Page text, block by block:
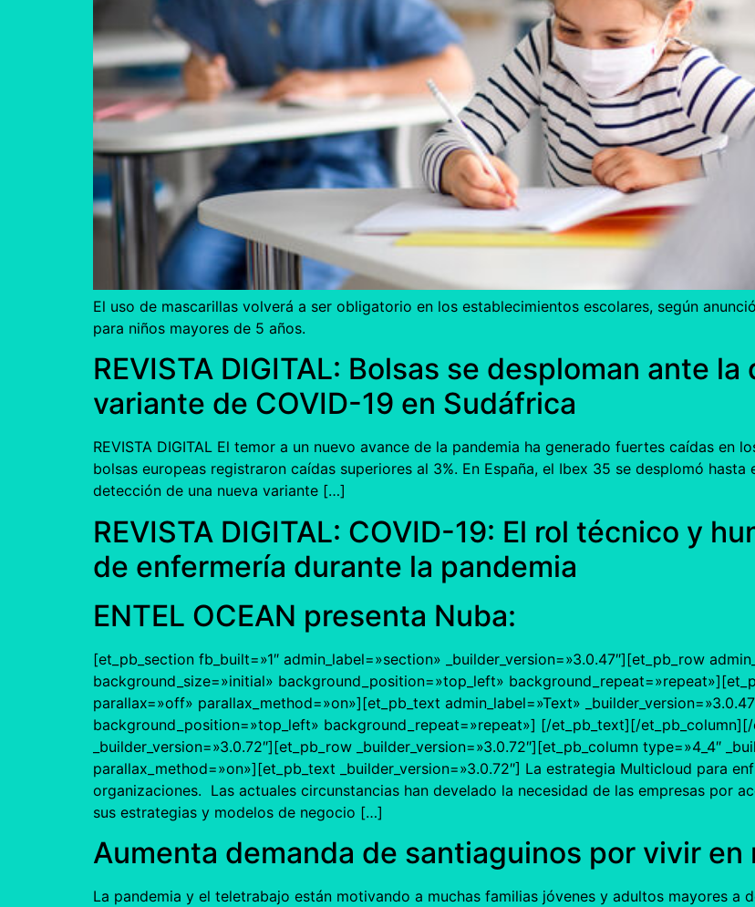
El uso de mascarillas volverá a ser obligatorio en los establecimientos escolares, según
para niños mayores de 5 años.
REVISTA DIGITAL: Bolsas se desploman ante
variante de COVID-19 en Sudáfrica
REVISTA DIGITAL El temor a un nuevo avance de la pandemia ha generado fuertes caídas en
bolsas europeas registraron caídas superiores al 3%. En España, el Ibex 35 se desplomó
detección de una nueva variante […]
REVISTA DIGITAL: COVID-19: El rol técnico y
de enfermería durante la pandemia
ENTEL OCEAN presenta Nuba:
[et_pb_section fb_built=»1″ admin_label=»section» _builder_version=»3.0.47″][et_pb_row
background_size=»initial» background_position=»top_left»
parallax=»off» parallax_method=»on»][et_pb_text admin_label=»Text»
background_position=»top_left» background_repeat=»repeat»] [/et_pb_text][/
_builder_version=»3.0.72″][et_pb_row _builder_version=»3.0.72″][et_pb_column type=»4_4″
parallax_method=»on»][et_pb_text _builder_version=»3.0.72″] La estrategia Multicloud para
organizaciones. Las actuales circunstancias han develado la necesidad de las empresas por
sus estrategias y modelos de negocio […]
Aumenta demanda de santiaguinos por vivir en
La pandemia y el teletrabajo están motivando a muchas familias jóvenes y adultos mayores